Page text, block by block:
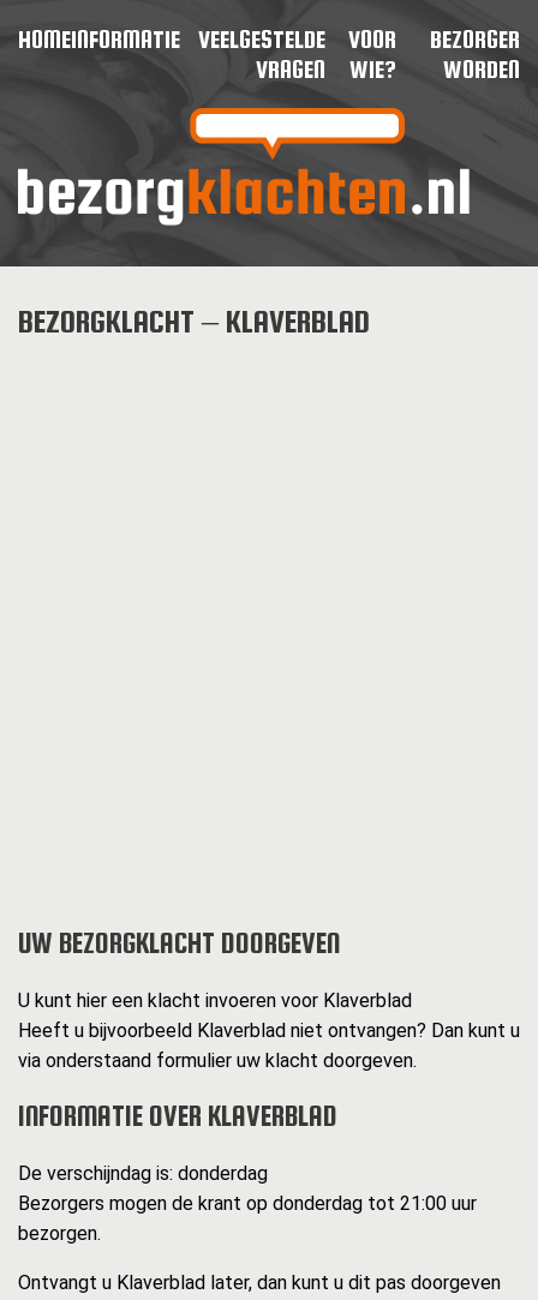
HOMEINFORMATIE
VEELGESTELDE
VRAGEN
VOOR
WIE?
BEZORGER
WORDEN
BEZORGKLACHT – KLAVERBLAD
UW BEZORGKLACHT DOORGEVEN
U kunt hier een klacht invoeren voor Klaverblad
Heeft u bijvoorbeeld Klaverblad niet ontvangen? Dan kunt u
via onderstaand formulier uw klacht doorgeven.
INFORMATIE OVER KLAVERBLAD
De verschijndag is: donderdag
Bezorgers mogen de krant op donderdag tot 21:00 uur
bezorgen.
Ontvangt u Klaverblad later, dan kunt u dit pas doorgeven